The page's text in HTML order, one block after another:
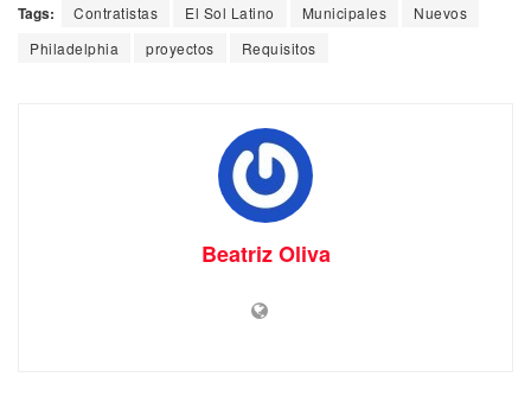
Tags: Contratistas El Sol Latino Municipales
Nuevos
Philadelphia
proyectos Requisitos
Beatriz Oliva